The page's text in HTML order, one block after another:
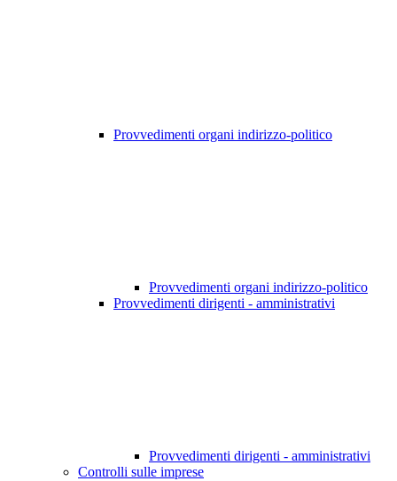
Provvedimenti organi indirizzo-politico
Provvedimenti organi indirizzo-politico
Provvedimenti dirigenti - amministrativi
Provvedimenti dirigenti - amministrativi
Controlli sulle imprese